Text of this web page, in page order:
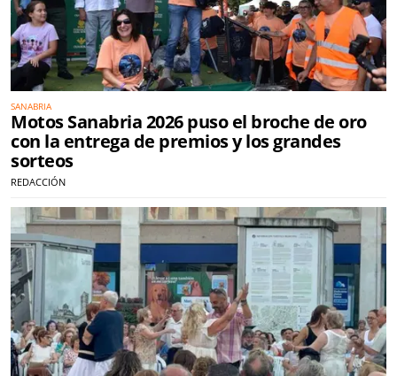
SANABRIA
Motos Sanabria 2026 puso el broche de oro
con la entrega de premios y los grandes
sorteos
REDACCIÓN